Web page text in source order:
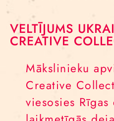
VELTĪJUMS
CREATIVE
Mākslinieku
Creative
viesosies